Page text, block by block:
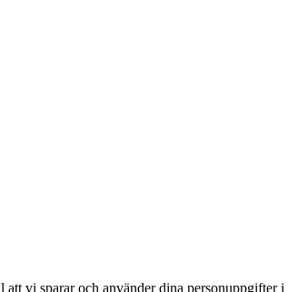
vi sparar och använder dina personuppgifter